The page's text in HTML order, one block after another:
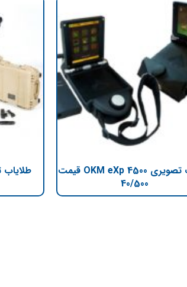
طلایاب تصویری OKM eXp 4500 قیمت
40/500